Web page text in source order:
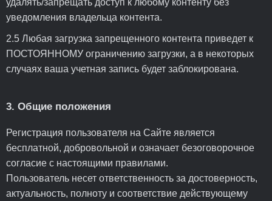
удалять/запрещать доступ к любому контенту без
уведомления владельца контента.
2.5 Любая загрузка запрещенного контента приведет к
ПОСТОЯННОМУ ограничению загрузки, а в некоторых
случаях ваша учетная запись будет заблокирована.
3. Общие положения
Регистрация пользователя на Сайте является
бесплатной, добровольной и означает безоговорочное
согласие с настоящими правилами.
Пользователь несет ответственность за достоверность,
актуальность, полноту и соответствие действующему